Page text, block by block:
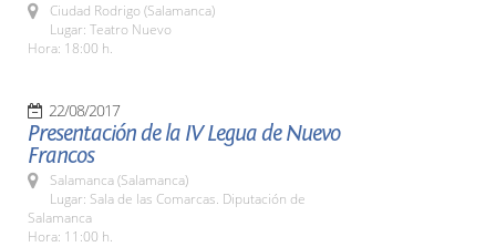
Ciudad Rodrigo (Salamanca)
Lugar: Teatro Nuevo
Hora: 18:00 h.
22/08/2017
Presentación de la IV Legua de Nuevo
Francos
Salamanca (Salamanca)
Lugar: Sala de las Comarcas. Diputación de
Salamanca
Hora: 11:00 h.